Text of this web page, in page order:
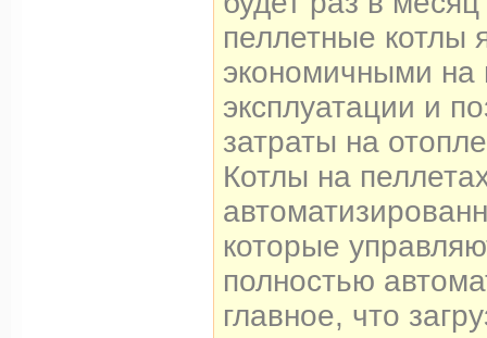
пеллетные котлы
экономичными на
эксплуатации и
затраты на
Котлы на
которые
полностью
главное, что